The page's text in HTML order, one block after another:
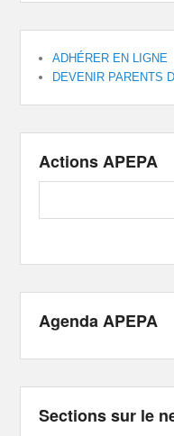
ADHÉRER EN LIGNE
DEVENIR PARENTS
Actions APEPA
Agenda APEPA
Sections sur le